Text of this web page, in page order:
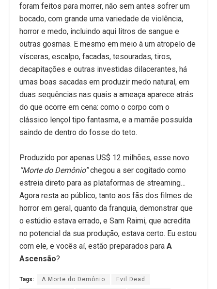
foram feitos para morrer, não sem antes sofrer um
bocado, com grande uma variedade de violência,
horror e medo, incluindo aqui litros de sangue e
outras gosmas. E mesmo em meio à um atropelo de
vísceras, escalpo, facadas, tesouradas, tiros,
decapitações e outras investidas dilacerantes, há
umas boas sacadas em produzir medo natural, em
duas sequências nas quais a ameaça aparece atrás
do que ocorre em cena: como o corpo com o
clássico lençol tipo fantasma, e a mamãe possuída
saindo de dentro do fosse do teto.
Produzido por apenas US$ 12 milhões, esse novo
“Morte do Demônio”chegou a ser cogitado como
estreia direto para as plataformas de streaming…
Agora resta ao público, tanto aos fãs dos filmes de
horror em geral, quanto da franquia, demonstrar que
o estúdio estava errado, e Sam Raimi, que acredita
no potencial da sua produção, estava certo. Eu estou
com ele, e vocês aí, estão preparados para A
Ascensão?
Tags: A Morte do Demônio Evil Dead